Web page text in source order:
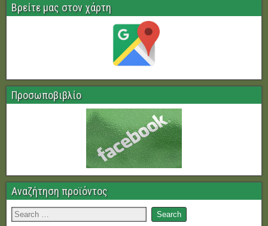
Βρείτε μας στον χάρτη
Προσωποβιβλίο
Αναζήτηση προϊόντος